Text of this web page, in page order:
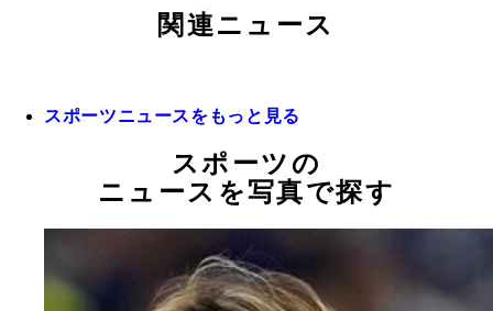
関連ニュース
スポーツニュースをもっと見る
スポーツの
ニュースを写真で探す